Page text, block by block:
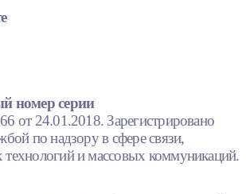
номер серии
24.01.2018. Зарегистрировано
по надзору в сфере связи,
и массовых коммуникаций.